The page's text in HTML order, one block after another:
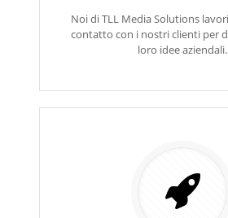
Noi di TLL Media Solutions
contatto con i nostri clienti per
loro idee aziendali.